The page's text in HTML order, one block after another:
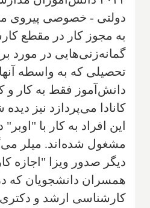
دولتی - خصوصی پیروی
به مجوز کار در مقطع
گمانه‌زنی‌هایی در مورد
تحصیلی که به واسطه
دانش‌آموز فقط به کار و
کانادا می‌پردازد نیز
این افراد به کار با
مشغول شده‌اند. میلر
دیگر صدور ویزا "اجازه
همسران دانشجویان که
کارشناسی ارشد و